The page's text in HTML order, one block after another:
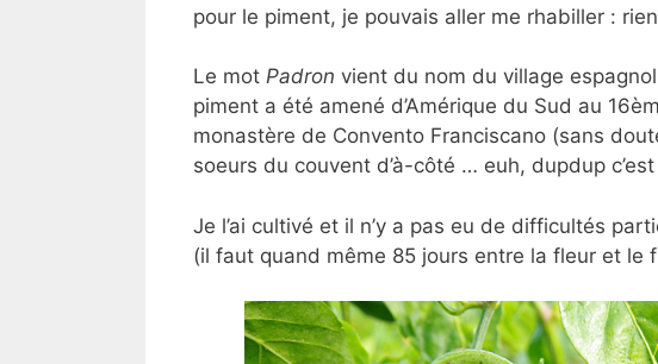
pour le piment, je pouvais aller me rhabiller :
Le mot Padron vient du nom du village
piment a été amené d’Amérique du Sud au
monastère de Convento Franciscano (sans
soeurs du couvent d’à-côté … euh, dupdup
Je l’ai cultivé et il n’y a pas eu de difficultés
(il faut quand même 85 jours entre la fleur et le